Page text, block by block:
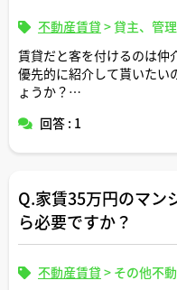
不動産賃貸 >貸主、管
賃貸だと客を付けるのは仲
優先的に紹介して貰いたい
ょうか？
回答 : 1
Q.家賃35万円のマン
ら必要ですか？
不動産賃貸 > その他不